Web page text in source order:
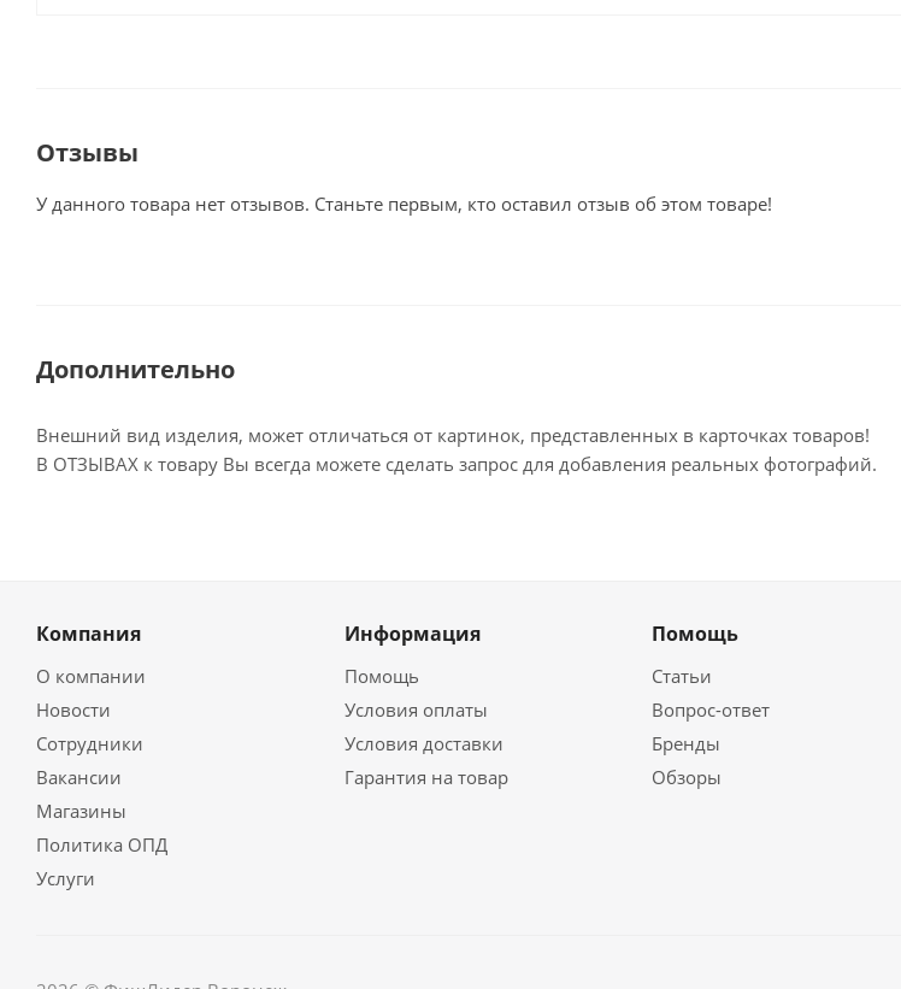
Отзывы
У данного товара нет отзывов. Станьте первым, кто оставил отзыв об этом товаре!
Дополнительно
Внешний вид изделия, может отличаться от картинок, представленных в карточках товаров!
В ОТЗЫВАХ к товару Вы всегда можете сделать запрос для добавления реальных фотографий.
Компания
О компании
Новости
Сотрудники
Вакансии
Магазины
Политика ОПД
Услуги
Информация
Помощь
Условия оплаты
Условия доставки
Гарантия на товар
Помощь
Статьи
Вопрос-ответ
Бренды
Обзоры